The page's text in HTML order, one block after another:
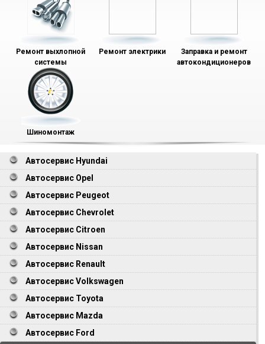
Ремонт выхлопной
системы
Ремонт электрики
Заправка и ремонт
автокондиционеров
Шиномонтаж
Автосервис Hyundai
Автосервис Opel
Автосервис Peugeot
Автосервис Chevrolet
Автосервис Citroen
Автосервис Nissan
Автосервис Renault
Автосервис Volkswagen
Автосервис Toyota
Автосервис Mazda
Автосервис Ford